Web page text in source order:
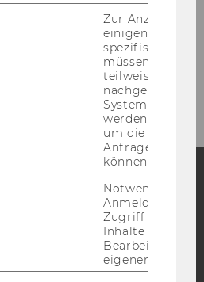
Blog
Bluesky
Zur Anzeige von
einigen WU-
spezifischen
müssen
teilweise von
nachgelagerten
System
werden.
um die Antwort
Anfrage
können.
Notwendig für
Anmeldung und
Zugriff auf
Inhalte oder zur
Bearbeitung des
eigenen Profils.